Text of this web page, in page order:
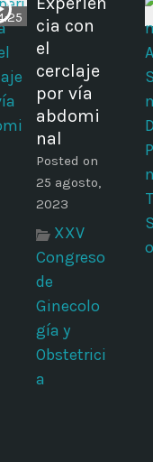
cia con
el
cerclaje
por vía
abdomi
nal
Posted on
25 agosto,
2023
XXV
Congreso
de
Ginecolo
gía y
Obstetrici
a